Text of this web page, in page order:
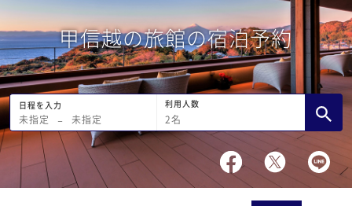
甲信越の旅館の宿泊予約
日程を入力
未指定 − 未指定
利用人数
2名